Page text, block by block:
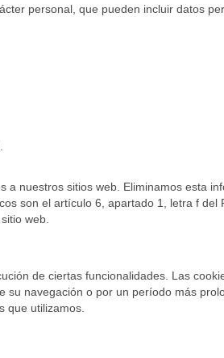
personal, que pueden incluir datos
nuestros sitios web. Eliminamos esta
son el artículo 6, apartado 1, letra f del
web.
de ciertas funcionalidades. Las
navegación o por un período más
que utilizamos.